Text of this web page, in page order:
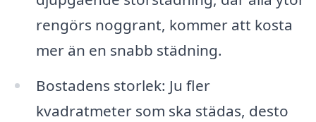
rengörs noggrant, kommer att kosta
mer än en snabb städning.
Bostadens storlek: Ju fler
kvadratmeter som ska städas, desto